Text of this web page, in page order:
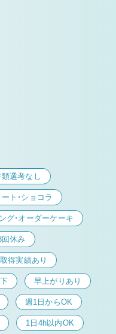
選考なし
ト・ショコラ
グ・オーダーケーキ
回休み
得実績あり
早上がりあり
週1日からOK
1日4h以内OK